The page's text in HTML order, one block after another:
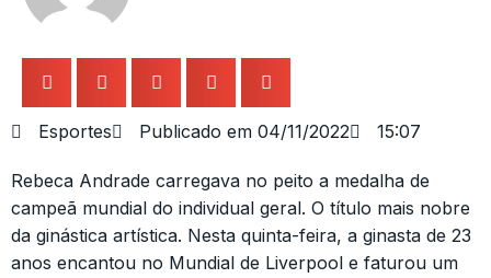
Esportes Publicado em 04/11/2022 15:07
Rebeca Andrade carregava no peito a medalha de
campeã mundial do individual geral. O título mais nobre
da ginástica artística. Nesta quinta-feira, a ginasta de 23
anos encantou no Mundial de Liverpool e faturou um